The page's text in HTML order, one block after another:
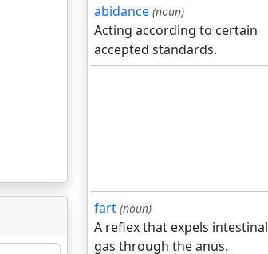
abidance (noun)
Acting according to certain
accepted standards.
fart (noun)
A reflex that expels intestinal
gas through the anus.